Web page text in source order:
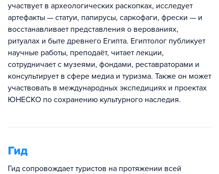
участвует в археологических раскопках, исследует
артефакты — статуи, папирусы, саркофаги, фрески — и
восстанавливает представления о верованиях,
ритуалах и быте древнего Египта. Египтолог публикует
научные работы, преподаёт, читает лекции,
сотрудничает с музеями, фондами, реставраторами и
консультирует в сфере медиа и туризма. Также он может
участвовать в международных экспедициях и проектах
ЮНЕСКО по сохранению культурного наследия.
Гид
Гид сопровождает туристов на протяжении всей